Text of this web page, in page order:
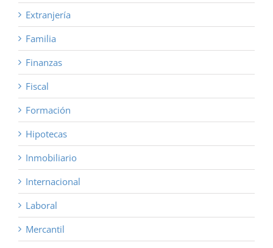
Extranjería
Familia
Finanzas
Fiscal
Formación
Hipotecas
Inmobiliario
Internacional
Laboral
Mercantil